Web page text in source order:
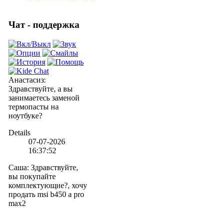
Чат - поддержка
Анастасиз:
Здравствуйте, а вы
занимаетесь заменой
термопасты на
ноутбуке?
Details
07-07-2026
16:37:52
Саша: Здравствуйте,
вы покупайте
комплектующие?, хочу
продать msi b450 a pro
max2